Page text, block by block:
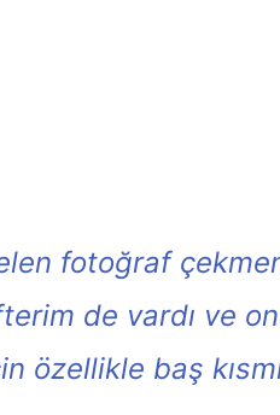
fotoğraf
de vardı ve
özellikle baş